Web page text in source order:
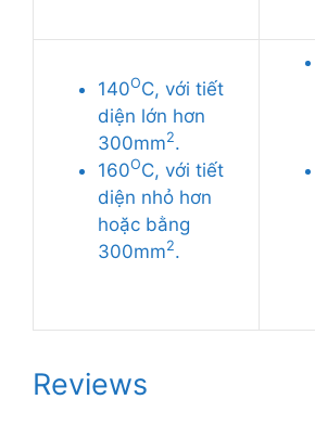
140OC, với tiết
diện lớn hơn
300mm2.
160OC, với tiết
diện nhỏ hơn
hoặc bằng
300mm2.
Reviews